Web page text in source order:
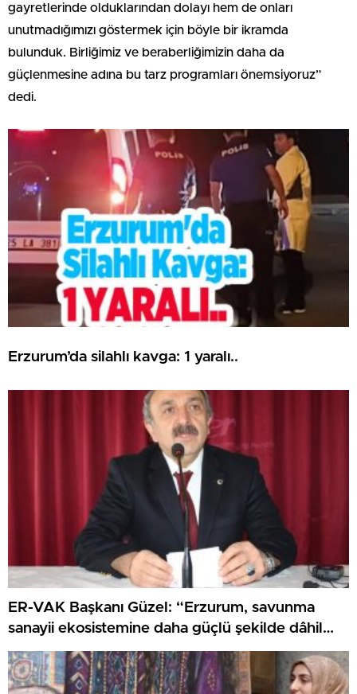
gayretlerinde olduklarından dolayı hem de onları
unutmadığımızı göstermek için böyle bir ikramda
bulunduk. Birliğimiz ve beraberliğimizin daha da
güçlenmesine adına bu tarz programları önemsiyoruz”
dedi.
Erzurum’da silahlı kavga: 1 yaralı..
ER-VAK Başkanı Güzel: “Erzurum, savunma
sanayii ekosistemine daha güçlü şekilde dâhil
edilmeli”..